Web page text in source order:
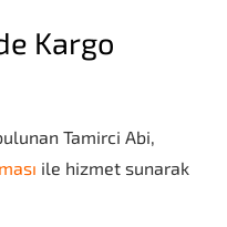
Kargo
Tamirci Abi,
ile hizmet sunarak